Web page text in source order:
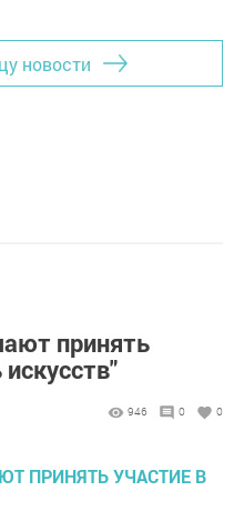
новости
принять
946 0 0